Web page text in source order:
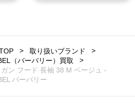
取り扱いブランド
（バーバリー）買取
ン フード 長袖 38 M ベージュ -
バーバリー